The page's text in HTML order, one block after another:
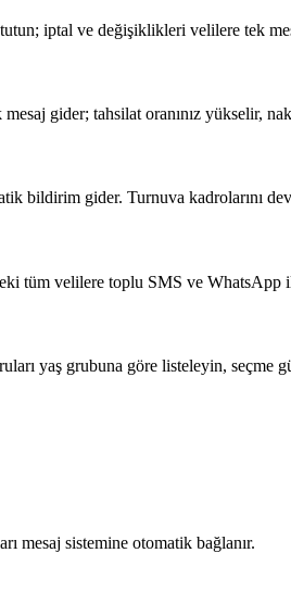
tutun; iptal ve değişiklikleri velilere tek
gider; tahsilat oranınız yükselir,
bildirim gider. Turnuva kadrolarını
tüm velilere toplu SMS ve WhatsApp
yaş grubuna göre listeleyin, seçme
mesaj sistemine otomatik bağlanır.